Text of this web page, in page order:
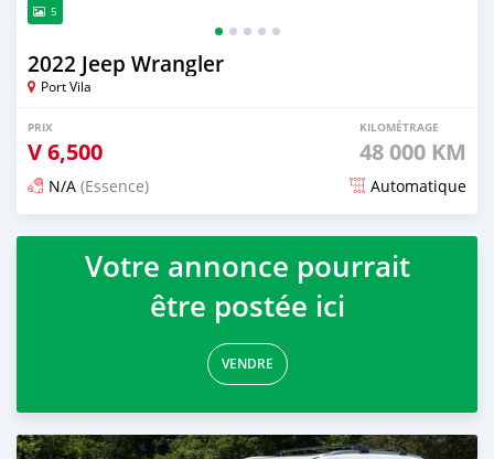
5
2022 Jeep Wrangler
Port Vila
PRIX
V6,500
KILOMÉTRAGE
48 000 KM
N/A (Essence) Automatique
Publié il y a environ un mois
Votre annonce pourrait
être postée ici
VENDRE